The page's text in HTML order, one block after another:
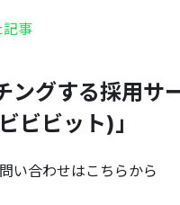
記事
ングする採用サ
ビビット)」
い合わせはこちらから